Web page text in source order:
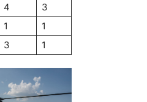
4
3
1
1
3 1